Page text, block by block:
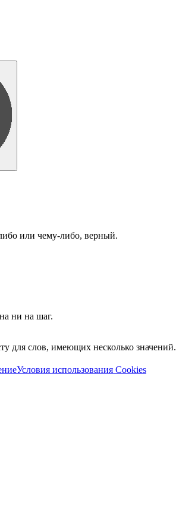
или чему-либо, верный.
ни на шаг.
для слов, имеющих несколько значений.
Условия использования Cookies